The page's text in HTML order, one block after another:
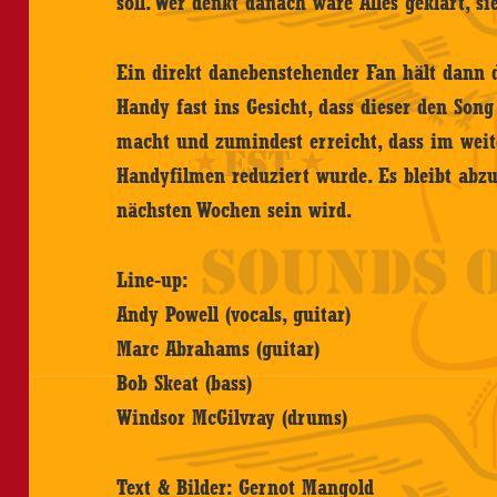
Ein direkt danebenstehender Fan hält dann
Handy fast ins Gesicht, dass dieser den
macht und zumindest erreicht, dass im
Handyfilmen reduziert wurde. Es bleibt
nächsten Wochen sein wird.
Line-up:
Andy Powell (vocals, guitar)
Marc Abrahams (guitar)
Bob Skeat (bass)
Windsor McGilvray (drums)
Text & Bilder: Gernot Mangold